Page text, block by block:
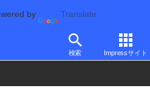
by Translate
検索 Impressサイト